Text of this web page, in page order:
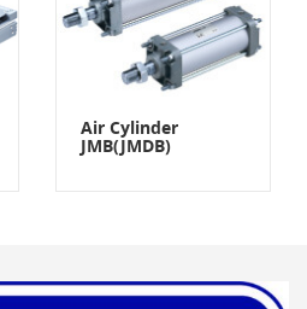
Air Cylinder
JMB(JMDB)